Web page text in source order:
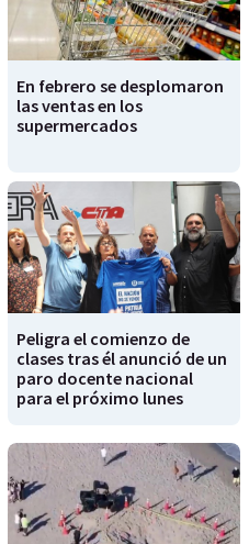
En febrero se desplomaron
las ventas en los
supermercados
Peligra el comienzo de
clases tras él anunció de un
paro docente nacional
para el próximo lunes